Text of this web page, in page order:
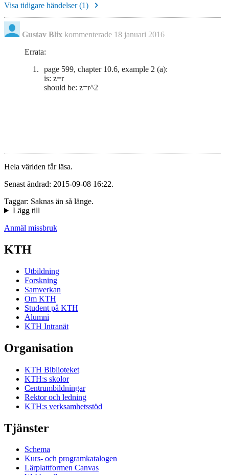
Visa tidigare händelser (1)
Gustav Blix kommenterade 18 januari 2016
Errata:
page 599, chapter 10.6, example 2 (a):
is: z=r
should be: z=r^2
Hela världen får läsa.
Senast ändrad: 2015-09-08 16:22.
Taggar: Saknas än så länge.
Lägg till
Anmäl missbruk
KTH
Utbildning
Forskning
Samverkan
Om KTH
Student på KTH
Alumni
KTH Intranät
Organisation
KTH Biblioteket
KTH:s skolor
Centrumbildningar
Rektor och ledning
KTH:s verksamhetsstöd
Tjänster
Schema
Kurs- och programkatalogen
Lärplattformen Canvas